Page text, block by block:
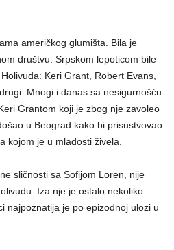
američkog glumišta. Bila je
društvu. Srpskom lepoticom bile
Keri Grant, Robert Evans,
Mnogi i danas sa nesigurnošću
Grantom koji je zbog nje zavoleo
u Beograd kako bi prisustvovao
kojom je u mladosti živela.
sličnosti sa Sofijom Loren, nije
Iza nje je ostalo nekoliko
najpoznatija je po epizodnoj ulozi u